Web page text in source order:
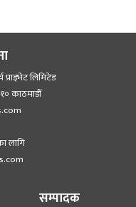
प्राइभेट लिमिटेड
काठमाडौँ
लागि
सम्पादक